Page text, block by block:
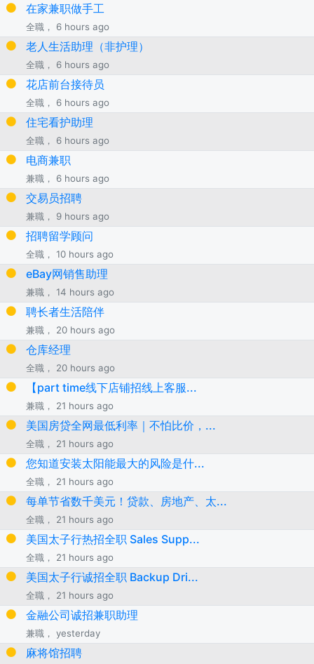
在家兼职做手工
全職， 6 hours ago
老人生活助理（非护理）
全職， 6 hours ago
花店前台接待员
全職， 6 hours ago
住宅看护助理
全職， 6 hours ago
电商兼职
兼職， 6 hours ago
交易员招聘
兼職， 9 hours ago
招聘留学顾问
全職， 10 hours ago
eBay网销售助理
兼職， 14 hours ago
聘长者生活陪伴
兼職， 20 hours ago
仓库经理
全職， 20 hours ago
【part time线下店铺招线上客服...
兼職， 21 hours ago
美国房贷全网最低利率｜不怕比价，...
全職， 21 hours ago
您知道安装太阳能最大的风险是什...
全職， 21 hours ago
每单节省数千美元！贷款、房地产、太...
全職， 21 hours ago
美国太子行热招全职 Sales Supp...
全職， 21 hours ago
美国太子行诚招全职 Backup Dri...
全職， 21 hours ago
金融公司诚招兼职助理
兼職， yesterday
麻将馆招聘